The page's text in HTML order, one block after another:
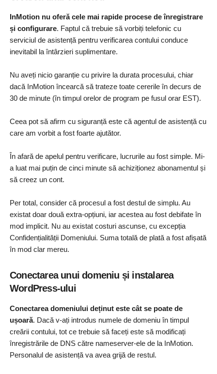
InMotion nu oferă cele mai rapide procese de înregistrare
și configurare. Faptul că trebuie să vorbiți telefonic cu
serviciul de asistență pentru verificarea contului conduce
inevitabil la întârzieri suplimentare.
Nu aveți nicio garanție cu privire la durata procesului, chiar
dacă InMotion încearcă să trateze toate cererile în decurs de
30 de minute (în timpul orelor de program pe fusul orar EST).
Ceea pot să afirm cu siguranță este că agentul de asistență cu
care am vorbit a fost foarte ajutător.
În afară de apelul pentru verificare, lucrurile au fost simple. Mi-
a luat mai puțin de cinci minute să achiziționez abonamentul și
să creez un cont.
Per total, consider că procesul a fost destul de simplu. Au
existat doar două extra-opțiuni, iar acestea au fost debifate în
mod implicit. Nu au existat costuri ascunse, cu excepția
Confidențialității Domeniului. Suma totală de plată a fost afișată
în mod clar mereu.
Conectarea unui domeniu și instalarea
WordPress-ului
Conectarea domeniului deținut este cât se poate de
ușoară. Dacă v-ați introdus numele de domeniu în timpul
creării contului, tot ce trebuie să faceți este să modificați
înregistrările de DNS către nameserver-ele de la InMotion.
Personalul de asistență va avea grijă de restul.